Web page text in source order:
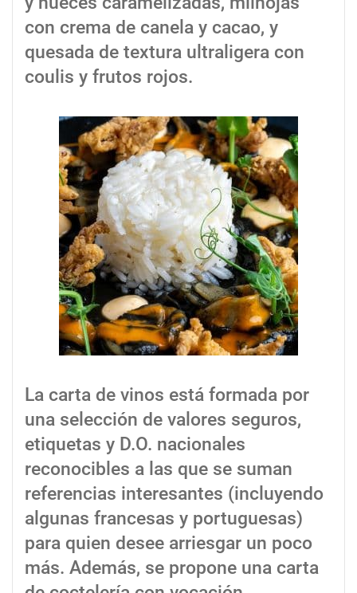
con crema de canela y cacao, y
quesada de textura ultraligera con
coulis y frutos rojos.
La carta de vinos está formada por
una selección de valores seguros,
etiquetas y D.O. nacionales
reconocibles a las que se suman
referencias interesantes (incluyendo
algunas francesas y portuguesas)
para quien desee arriesgar un poco
más. Además, se propone una carta